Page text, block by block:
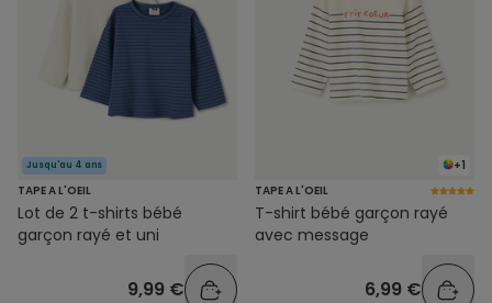
Jusqu'au 4 ans
TAPE A L'OEIL
Lot de 2 t-shirts bébé
garçon rayé et uni
9,99 €
+1
TAPE A L'OEIL
T-shirt bébé garçon rayé
avec message
6,99 €